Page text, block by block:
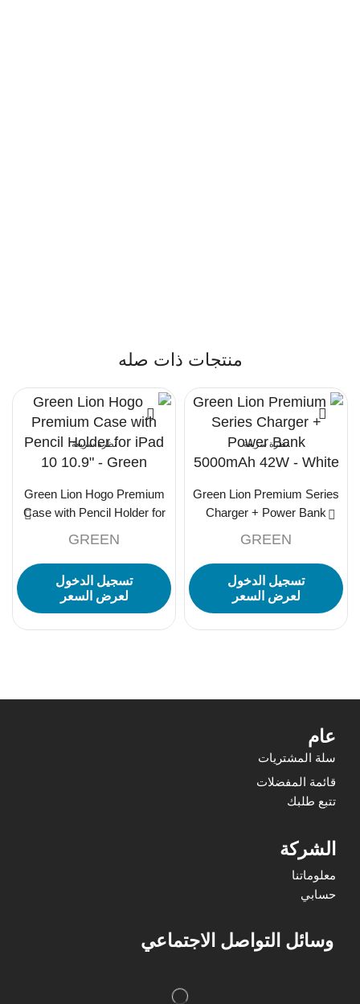
منتجات ذات صله
نظرة سريعة
Green Lion Premium Series
Charger + Power Bank
5000mAh 42W – White
GREEN
تسجيل الدخول
لعرض السعر
نظرة سريعة
Green Lion Hogo Premium
Case with Pencil Holder for
iPad 10 10.9″ – Green
GREEN
تسجيل الدخول
لعرض السعر
عام
سلة المشتريات
قائمة المفضلات
تتبع طلبك
الشركة
معلوماتنا
حسابي
وسائل التواصل الاجتماعي